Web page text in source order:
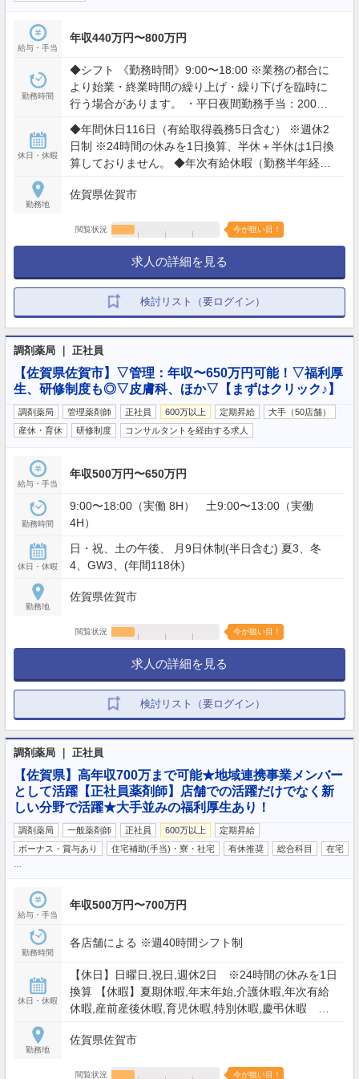
給与・手当
年収440万円〜800万円
勤務時間
◆シフト 《勤務時間》9:00〜18:00 ※業務の都合に
より始業・終業時間の繰り上げ・繰り下げを臨時に
行う場合があります。 ・平日夜間勤務手当：200円/
200円/時（最大8時間・当番医による勤務時など） ※
開局時間に伴う該当店舗が対象
休日・休暇
◆年間休日116日（有給取得義務5日含む） ※週休2
日制 ※24時間の休みを1日換算、半休＋半休は1日換
算しておりません。 ◆年次有給休暇（勤務半年経過
産前休暇：6週間 ※多胎妊娠の場合14週間 ◆産後
◆特別休暇：本人の結婚5日・忌引き最大7日・配偶
者が出産するとき2日・家屋の消失、倒壊等の災害
勤務地
佐賀県佐賀市
閲覧状況 今が狙い目！
求人の詳細を見る
検討リスト（要ログイン）
調剤薬局 ｜ 正社員
【佐賀県佐賀市】▽管理：年収〜650万円可能！▽福利厚
生、研修制度も◎▽皮膚科、ほか▽【まずはクリック♪】
調剤薬局 管理薬剤師 正社員 600万以上 定期昇給
大手（50店舗）
産休・育休
研修制度 コンサルタントを経由する求人
給与・手当
年収500万円〜650万円
勤務時間
9:00〜18:00（実働 8H） 土9:00〜13:00（実働
4H）
休日・休暇
日・祝、土の午後、 月9日休制(半日含む) 夏3、冬
4、GW3、(年間118休)
勤務地
佐賀県佐賀市
閲覧状況 今が狙い目！
求人の詳細を見る
検討リスト（要ログイン）
調剤薬局 ｜ 正社員
【佐賀県】高年収700万まで可能★地域連携事業メンバー
として活躍【正社員薬剤師】店舗での活躍だけでなく新
しい分野で活躍★大手並みの福利厚生あり！
調剤薬局 一般薬剤師 正社員 600万以上
定期昇給
ボーナス・賞与あり
住宅補助(手当)・寮・社宅 有休推奨 総合科目 在宅
給与・手当
年収500万円〜700万円
勤務時間
各店舗による ※週40時間シフト制
休日・休暇
【休日】日曜日,祝日,週休2日 ※24時間の休みを1日
換算 【休暇】夏期休暇,年末年始,介護休暇,年次有給
休暇,産前産後休暇,育児休暇,特別休暇,慶弔休暇
勤務地
佐賀県佐賀市
閲覧状況 今が狙い目！